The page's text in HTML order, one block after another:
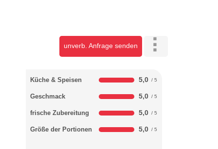
unverb. Anfrage senden
Küche & Speisen 5,0
Geschmack 5,0
frische Zubereitung 5,0
Größe der Portionen 5,0